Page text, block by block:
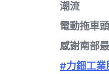
潮流
電動拖車
感謝南部
#力鈿工業